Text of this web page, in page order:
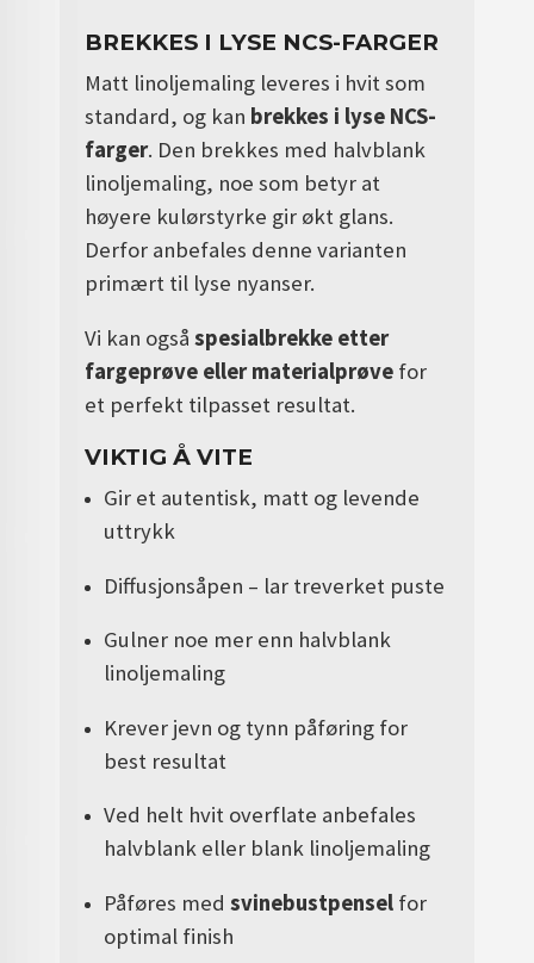
BREKKES I LYSE NCS-FARGER
Matt linoljemaling leveres i hvit som
standard, og kan brekkes i lyse NCS-
farger. Den brekkes med halvblank
linoljemaling, noe som betyr at
høyere kulørstyrke gir økt glans.
Derfor anbefales denne varianten
primært til lyse nyanser.
Vi kan ogsåspesialbrekke etter
fargeprøve eller materialprøve for
et perfekt tilpasset resultat.
VIKTIG Å VITE
Gir et autentisk, matt og levende
uttrykk
Diffusjonsåpen – lar treverket puste
Gulner noe mer enn halvblank
linoljemaling
Krever jevn og tynn påføring for
best resultat
Ved helt hvit overflate anbefales
halvblank eller blank linoljemaling
Påføres med svinebustpenselfor
optimal finish